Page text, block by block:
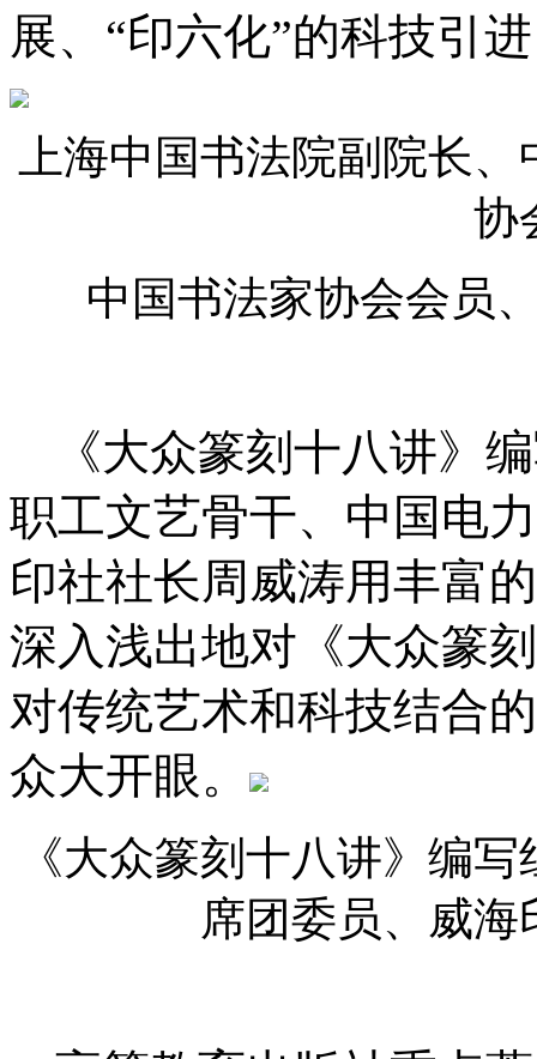
展、“印六化”的科技引
上海中国书法院副院长
协
中国书法家协会会员
《大众篆刻十八讲》
职工文艺骨干、中国电
印社社长周威涛用丰富
深入浅出地对《大众篆
对传统艺术和科技结合
众大开眼。
《大众篆刻十八讲》编
席团委员、威